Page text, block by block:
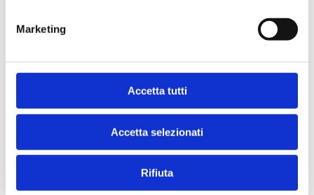
Marketing
Accetta tutti
Accetta selezionati
Rifiuta
Velocità
Partenza in 48 ore, salvo disponibilità